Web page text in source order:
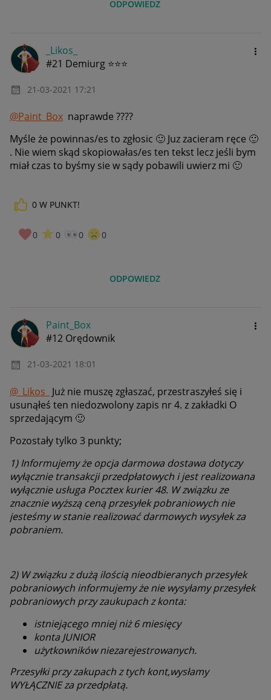
ODPOWIEDZ
_Likos_
#21 Demiurg ⭐⭐⭐
‎21-03-2021 17:21
@Paint_Box naprawde ????
Myśle że powinnas/es to zgłosic 🙂 Juz zacieram ręce 🙂
. Nie wiem skąd skopiowałas/es ten tekst lecz jeśli bym
miał czas to byśmy sie w sądy pobawili uwierz mi 🙂
0 W PUNKT!
0 0 0 0
ODPOWIEDZ
Paint_Box
#12 Orędownik
‎21-03-2021 18:01
@_Likos_ Już nie muszę zgłaszać, przestraszyłeś się i
usunąłeś ten niedozwolony zapis nr 4. z zakładki O
sprzedającym 🙂
Pozostały tylko 3 punkty;
1) Informujemy że opcja darmowa dostawa dotyczy
wyłącznie transakcji przedpłatowych i jest realizowana
wyłącznie usługa Pocztex kurier 48. W związku ze
znacznie wyższą ceną przesyłek pobraniowych nie
jesteśmy w stanie realizować darmowych wysyłek za
pobraniem.
2) W związku z dużą ilością nieodbieranych przesyłek
pobraniowych informujemy że nie wysyłamy przesyłek
pobraniowych przy zaukupach z konta:
istniejącego mniej niż 6 miesięcy
konta JUNIOR
użytkowników niezarejestrowanych.
Przesyłki przy zakupach z tych kont,wysłamy
WYŁĄCZNIE za przedpłatą.